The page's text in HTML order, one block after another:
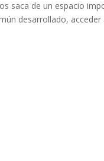
saca de un espacio
desarrollado, acceder